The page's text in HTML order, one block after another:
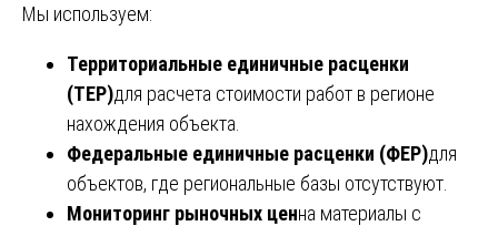
Мы используем:
Территориальные единичные расценки
(ТЕР)для расчета стоимости работ в регионе
нахождения объекта.
Федеральные единичные расценки (ФЕР)для
объектов, где региональные базы отсутствуют.
Мониторинг рыночных ценна материалы с